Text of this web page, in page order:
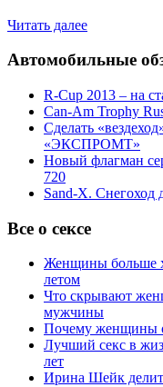
Читать далее
Автомобильные
R-Cup 2013 – на
Can-Am Trophy
Сделать
«ЭКСПРОМТ»
Новый флагман
720
Sand-X. Снегоход
Все о сексе
Женщины больше
летом
Что скрывают
мужчины
Почему женщины
Лучший секс в
лет
Ирина Шейк